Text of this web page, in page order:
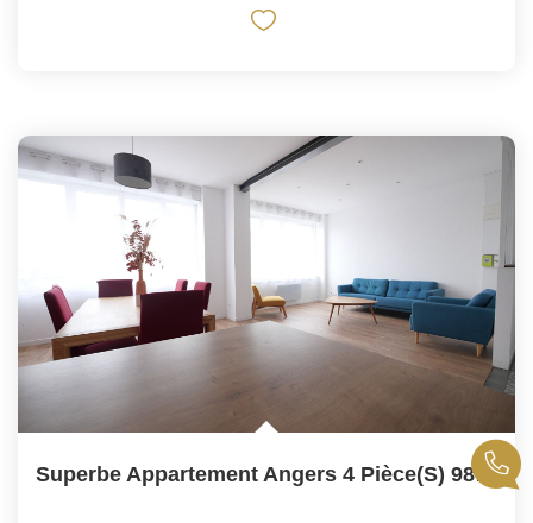
Superbe Appartement Angers 4 Pièce(s) 98 M2 En Duplex